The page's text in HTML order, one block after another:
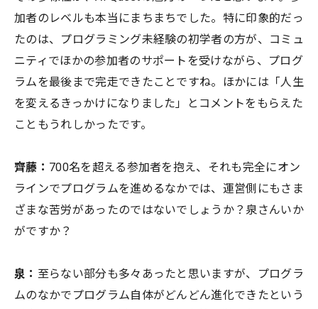
加者のレベルも本当にまちまちでした。特に印象的だっ
たのは、プログラミング未経験の初学者の方が、コミュ
ニティでほかの参加者のサポートを受けながら、プログ
ラムを最後まで完走できたことですね。ほかには「人生
を変えるきっかけになりました」とコメントをもらえた
こともうれしかったです。
齊藤： 700名を超える参加者を抱え、それも完全にオン
ラインでプログラムを進めるなかでは、運営側にもさま
ざまな苦労があったのではないでしょうか？泉さんいか
がですか？
泉： 至らない部分も多々あったと思いますが、プログラ
ムのなかでプログラム自体がどんどん進化できたという